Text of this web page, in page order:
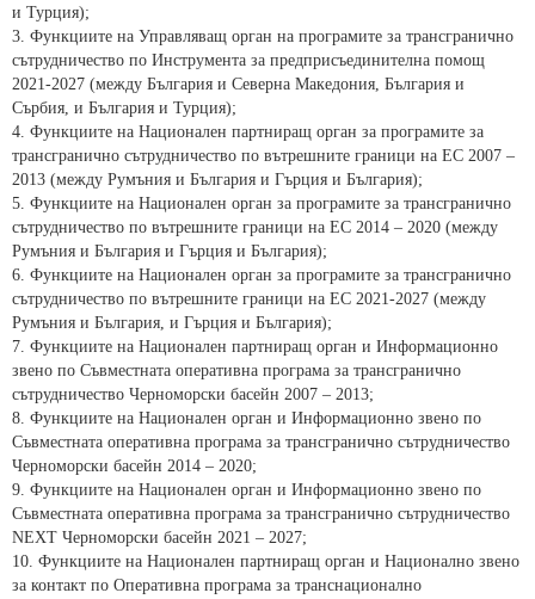
и Турция);
3. Функциите на Управляващ орган на програмите за трансгранично
сътрудничество по Инструмента за предприсъединителна помощ
2021-2027 (между България и Северна Македония, България и
Сърбия, и България и Турция);
4. Функциите на Национален партниращ орган за програмите за
трансгранично сътрудничество по вътрешните граници на ЕС 2007 –
2013 (между Румъния и България и Гърция и България);
5. Функциите на Национален орган за програмите за трансгранично
сътрудничество по вътрешните граници на ЕС 2014 – 2020 (между
Румъния и България и Гърция и България);
6. Функциите на Национален орган за програмите за трансгранично
сътрудничество по вътрешните граници на ЕС 2021-2027 (между
Румъния и България, и Гърция и България);
7. Функциите на Национален партниращ орган и Информационно
звено по Съвместната оперативна програма за трансгранично
сътрудничество Черноморски басейн 2007 – 2013;
8. Функциите на Национален орган и Информационно звено по
Съвместната оперативна програма за трансгранично сътрудничество
Черноморски басейн 2014 – 2020;
9. Функциите на Национален орган и Информационно звено по
Съвместната оперативна програма за трансгранично сътрудничество
NEXT Черноморски басейн 2021 – 2027;
10. Функциите на Национален партниращ орган и Национално звено
за контакт по Оперативна програма за транснационално